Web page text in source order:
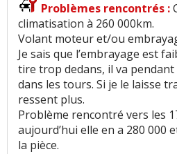
Problèmes rencontrés :
climatisation à 260 000km.
Volant moteur et/ou
Je sais que l’embrayage est
tire trop dedans, il va
dans les tours. Si je le laisse
ressent plus.
Problème rencontré vers les
aujourd’hui elle en a 280 000
la pièce.